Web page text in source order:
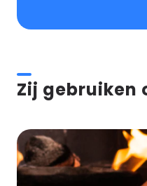
Zij gebruiken
Maatwerk
WooCommerce
Webshop